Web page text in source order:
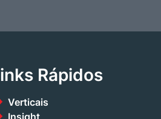
Rápidos
Verticais